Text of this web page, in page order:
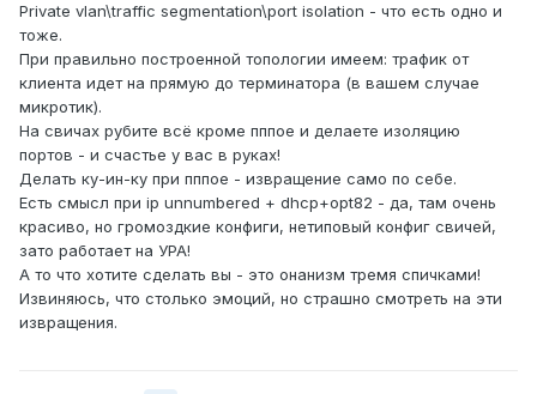
Private vlan\traffic segmentation\port isolation - что есть одно и
тоже.
При правильно построенной топологии имеем: трафик от
клиента идет на прямую до терминатора (в вашем случае
микротик).
На свичах рубите всё кроме пппое и делаете изоляцию
портов - и счастье у вас в руках!
Делать ку-ин-ку при пппое - извращение само по себе.
Есть смысл при ip unnumbered + dhcp+opt82 - да, там очень
красиво, но громоздкие конфиги, нетиповый конфиг свичей,
зато работает на УРА!
А то что хотите сделать вы - это онанизм тремя спичками!
Извиняюсь, что столько эмоций, но страшно смотреть на эти
извращения.